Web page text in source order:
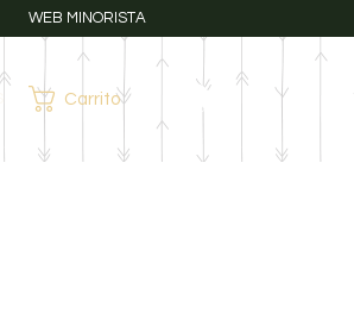
WEB MINORISTA
Carrito Iniciar sesión